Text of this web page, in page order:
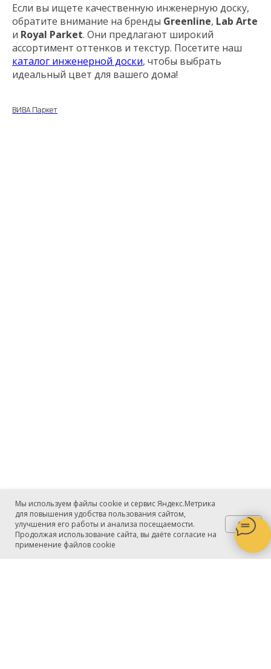
Если вы ищете качественную инженерную доску,
обратите внимание на бренды Greenline, Lab Arte
и Royal Parket. Они предлагают широкий
ассортимент оттенков и текстур. Посетите наш
каталог инженерной доски, чтобы выбрать
идеальный цвет для вашего дома!
ВИВА Паркет
Мы используем файлы cookie и сервис Яндекс.Метрика
для повышения удобства пользования сайтом,
улучшения его работы и анализа посещаемости.
Продолжая использование сайта, вы даёте согласие на
применение файлов cookie
OK